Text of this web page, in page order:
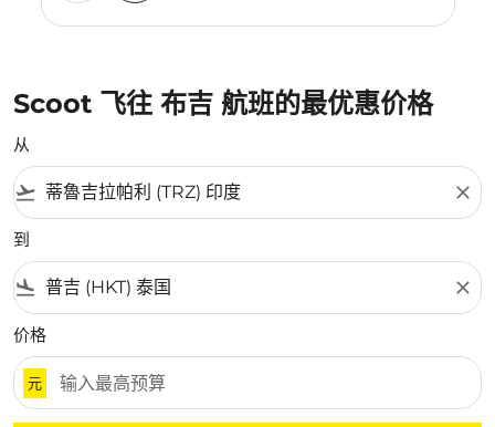
Scoot 飞往 布吉 航班的最优惠价格
从
flight_takeoff close
到
flight_land close
价格
元